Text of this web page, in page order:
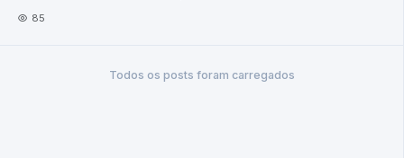
85
Todos os posts foram carregados